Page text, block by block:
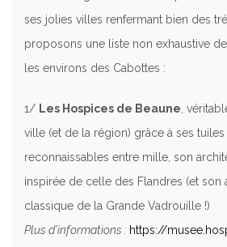
ses jolies villes renfermant bien des
proposons une liste non exhaustive
les environs des Cabottes :
1/ Les Hospices de Beaune,
ville (et de la région) grâce à ses tuiles
reconnaissables entre mille, son
inspirée de celle des Flandres (et son
classique de la Grande Vadrouille !)
Plus d’informations : https://